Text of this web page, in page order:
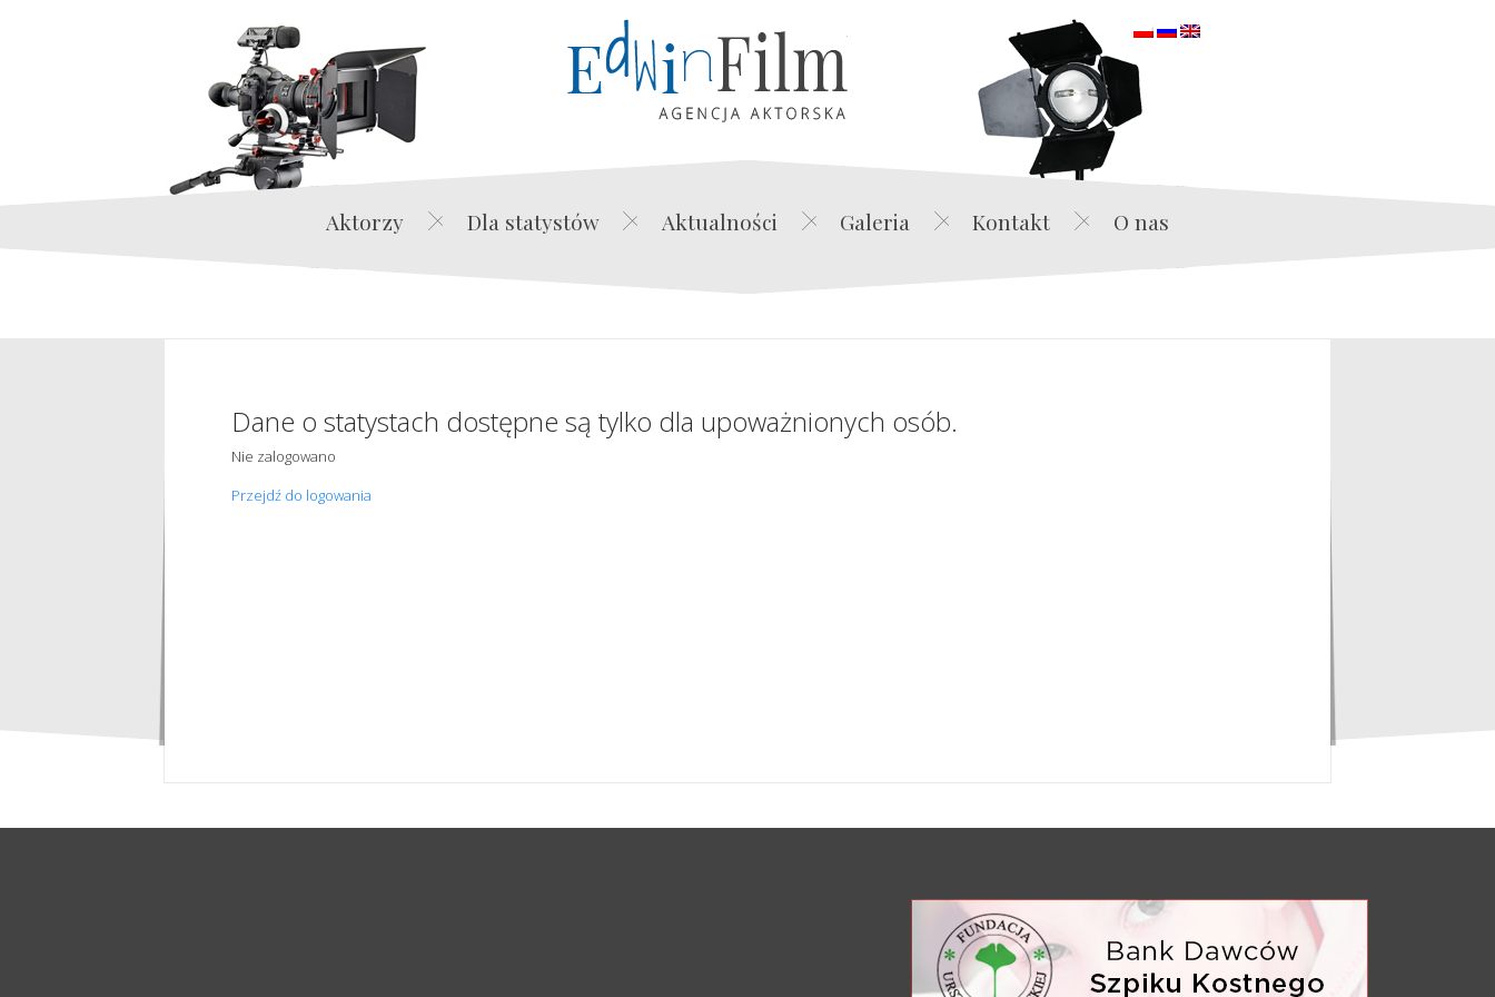
Edwin Film Agencja Aktorska
Aktorzy Dla statystów Aktualności Galeria Kontakt O nas
Dane o statystach dostępne są tylko dla upoważnionych osób.
Nie zalogowano
Przejdź do logowania